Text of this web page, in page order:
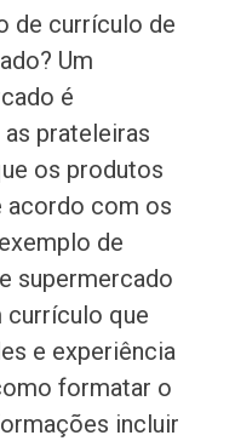
de currículo de
Um
é
prateleiras
os produtos
acordo com os
de
supermercado
currículo que
e experiência
formatar o
incluir